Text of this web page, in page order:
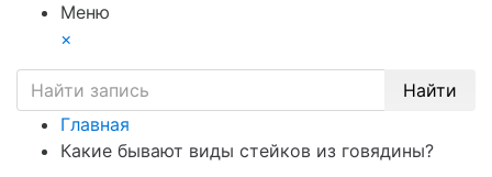
Меню
×
Найти
Главная
Какие бывают виды стейков из говядины?